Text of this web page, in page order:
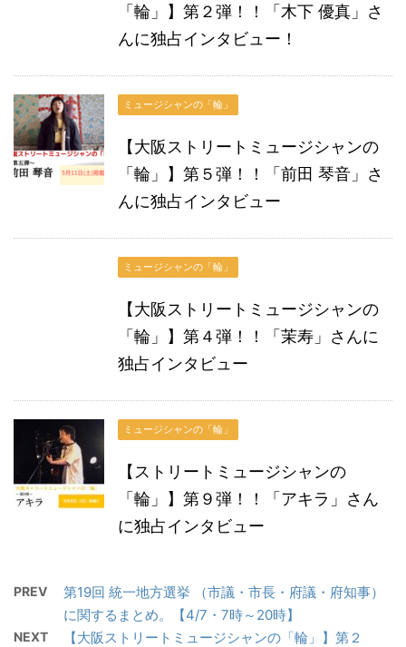
「輪」】第２弾！！「木下 優真」さ
んに独占インタビュー！
ミュージシャンの「輪」
【大阪ストリートミュージシャンの
「輪」】第５弾！！「前田 琴音」さ
んに独占インタビュー
ミュージシャンの「輪」
【大阪ストリートミュージシャンの
「輪」】第４弾！！「茉寿」さんに
独占インタビュー
ミュージシャンの「輪」
【ストリートミュージシャンの
「輪」】第９弾！！「アキラ」さん
に独占インタビュー
PREV
第19回 統一地方選挙 （市議・市長・府議・府知事）
に関するまとめ。【4/7・7時～20時】
NEXT
【大阪ストリートミュージシャンの「輪」】第２